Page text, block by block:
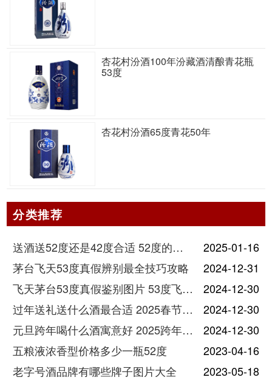
杏花村汾酒100年汾藏酒清酿青花瓶
53度
杏花村汾酒65度青花50年
分类推荐
送酒送52度还是42度合适 52度的酒和42度的酒有什么区别
2025-01-16
茅台飞天53度真假辨别最全技巧攻略
2024-12-31
飞天茅台53度真假鉴别图片 53度飞天茅台怎么验真假
2024-12-30
过年送礼送什么酒最合适 2025春节送酒指南
2024-12-30
元旦跨年喝什么酒寓意好 2025跨年热门酒推荐
2024-12-30
五粮液浓香型价格多少一瓶52度
2023-04-16
老字号酒品牌有哪些牌子图片大全
2023-05-18